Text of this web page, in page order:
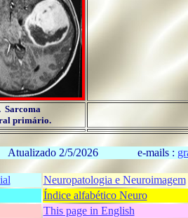
Sarcoma
primário.
Atualizado 2/5/2026
e-mails :
Neuropatologia e Neuroimagem
Índice alfabético Neuro
This page in English